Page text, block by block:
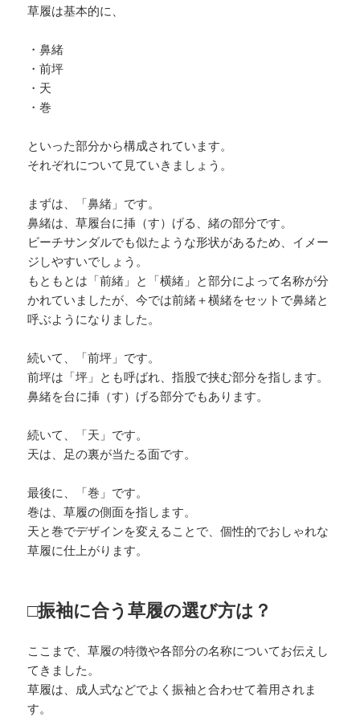
草履は基本的に、
・鼻緒
・前坪
・天
・巻
といった部分から構成されています。
それぞれについて見ていきましょう。
まずは、「鼻緒」です。
鼻緒は、草履台に挿（す）げる、緒の部分です。
ビーチサンダルでも似たような形状があるため、イメー
ジしやすいでしょう。
もともとは「前緒」と「横緒」と部分によって名称が分
かれていましたが、今では前緒＋横緒をセットで鼻緒と
呼ぶようになりました。
続いて、「前坪」です。
前坪は「坪」とも呼ばれ、指股で挟む部分を指します。
鼻緒を台に挿（す）げる部分でもあります。
続いて、「天」です。
天は、足の裏が当たる面です。
最後に、「巻」です。
巻は、草履の側面を指します。
天と巻でデザインを変えることで、個性的でおしゃれな
草履に仕上がります。
□振袖に合う草履の選び方は？
ここまで、草履の特徴や各部分の名称についてお伝えし
てきました。
草履は、成人式などでよく振袖と合わせて着用されま
す。